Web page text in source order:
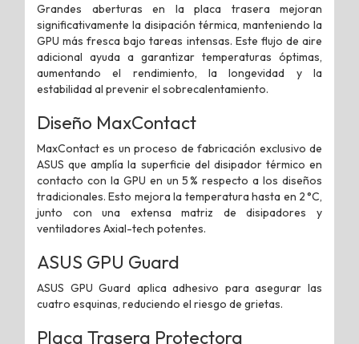
Grandes aberturas en la placa trasera mejoran
significativamente la disipación térmica, manteniendo la
GPU más fresca bajo tareas intensas. Este flujo de aire
adicional ayuda a garantizar temperaturas óptimas,
aumentando el rendimiento, la longevidad y la
estabilidad al prevenir el sobrecalentamiento.
Diseño MaxContact
MaxContact es un proceso de fabricación exclusivo de
ASUS que amplía la superficie del disipador térmico en
contacto con la GPU en un 5 % respecto a los diseños
tradicionales. Esto mejora la temperatura hasta en 2 °C,
junto con una extensa matriz de disipadores y
ventiladores Axial-tech potentes.
ASUS GPU Guard
ASUS GPU Guard aplica adhesivo para asegurar las
cuatro esquinas, reduciendo el riesgo de grietas.
Placa Trasera Protectora